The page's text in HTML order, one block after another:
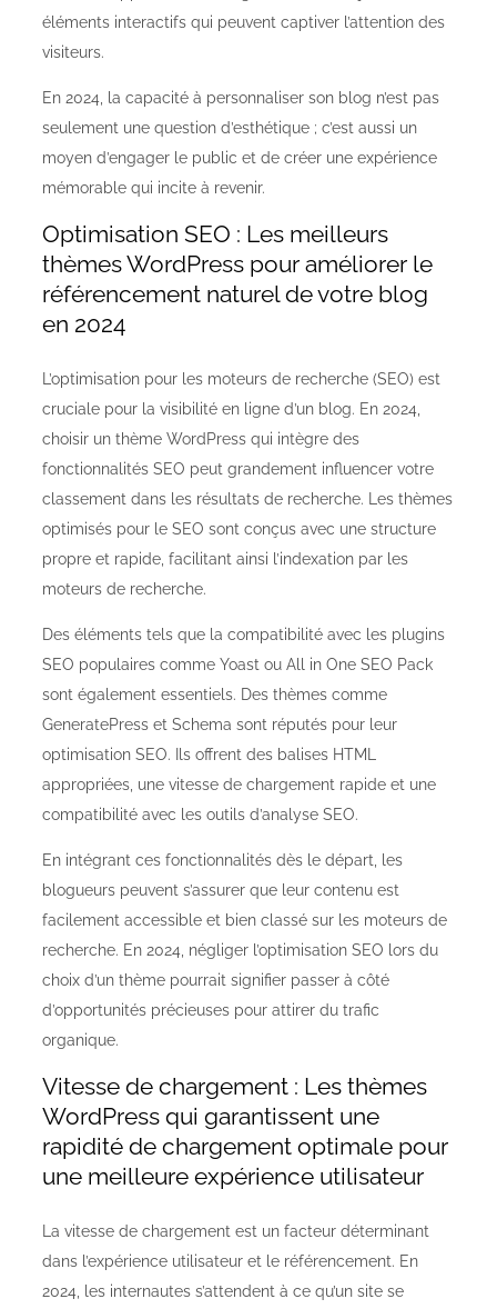
éléments interactifs qui peuvent captiver l’attention des
visiteurs.
En 2024, la capacité à personnaliser son blog n’est pas
seulement une question d’esthétique ; c’est aussi un
moyen d’engager le public et de créer une expérience
mémorable qui incite à revenir.
Optimisation SEO : Les meilleurs
thèmes WordPress pour améliorer le
référencement naturel de votre blog
en 2024
L’optimisation pour les moteurs de recherche (SEO) est
cruciale pour la visibilité en ligne d’un blog. En 2024,
choisir un thème WordPress qui intègre des
fonctionnalités SEO peut grandement influencer votre
classement dans les résultats de recherche. Les thèmes
optimisés pour le SEO sont conçus avec une structure
propre et rapide, facilitant ainsi l’indexation par les
moteurs de recherche.
Des éléments tels que la compatibilité avec les plugins
SEO populaires comme Yoast ou All in One SEO Pack
sont également essentiels. Des thèmes comme
GeneratePress et Schema sont réputés pour leur
optimisation SEO. Ils offrent des balises HTML
appropriées, une vitesse de chargement rapide et une
compatibilité avec les outils d’analyse SEO.
En intégrant ces fonctionnalités dès le départ, les
blogueurs peuvent s’assurer que leur contenu est
facilement accessible et bien classé sur les moteurs de
recherche. En 2024, négliger l’optimisation SEO lors du
choix d’un thème pourrait signifier passer à côté
d’opportunités précieuses pour attirer du trafic
organique.
Vitesse de chargement : Les thèmes
WordPress qui garantissent une
rapidité de chargement optimale pour
une meilleure expérience utilisateur
La vitesse de chargement est un facteur déterminant
dans l’expérience utilisateur et le référencement. En
2024, les internautes s’attendent à ce qu’un site se